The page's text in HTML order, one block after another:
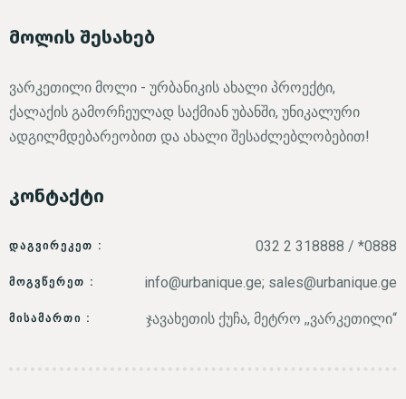
მოლის შესახებ
ვარკეთილი მოლი - ურბანიკის ახალი პროექტი,
ქალაქის გამორჩეულად საქმიან უბანში, უნიკალური
ადგილმდებარეობით და ახალი შესაძლებლობებით!
კონტაქტი
ᲓᲐᲒᲕᲘᲠᲔᲙᲔᲗ : 032 2 318888 / *0888
ᲛᲝᲒᲕᲬᲔᲠᲔᲗ : info@urbanique.ge; sales@urbanique.ge
ᲛᲘᲡᲐᲛᲐᲠᲗᲘ : ჯავახეთის ქუჩა, მეტრო ,,ვარკეთილი“